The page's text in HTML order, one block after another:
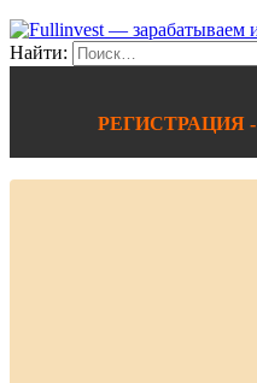
Найти:
РЕГИСТРАЦИЯ -